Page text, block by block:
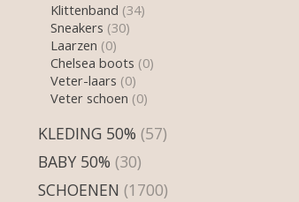
Klittenband (34)
Sneakers (30)
Laarzen (0)
Chelsea boots (0)
Veter-laars (0)
Veter schoen (0)
KLEDING 50% (57)
BABY 50% (30)
SCHOENEN (1700)